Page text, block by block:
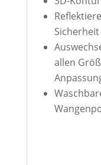
Sicherheit
allen